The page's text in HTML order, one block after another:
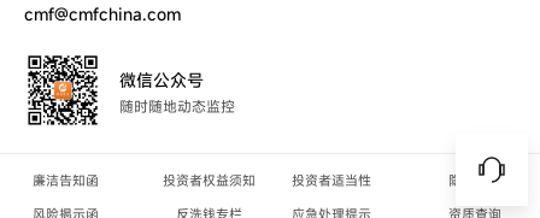
cmf@cmfchina.com
微信公众号
随时随地动态监控
廉洁告知函 投资者权益须知 投资者适当性
隐私政策
风险揭示函
反洗钱专栏 应急处理提示 资质查询